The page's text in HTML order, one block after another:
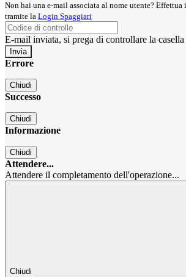
Non hai una e-mail associata al nome utente? Effettua
tramite la Login Spaggiari
E-mail inviata, si prega di controllare la
Errore
Chiudi
Successo
Chiudi
Informazione
Chiudi
Attendere...
Attendere il completamento dell'operazione...
Chiudi